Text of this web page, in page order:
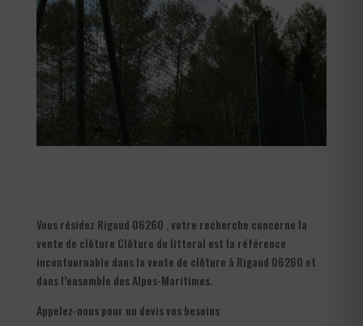
Vous résidez Rigaud 06260 , votre recherche concerne la
vente de clôture Clôture du littoral est la référence
incontournable dans la vente de clôture à Rigaud 06260 et
dans l’ensemble des Alpes-Maritimes.
Appelez-nous pour un devis vos besoins